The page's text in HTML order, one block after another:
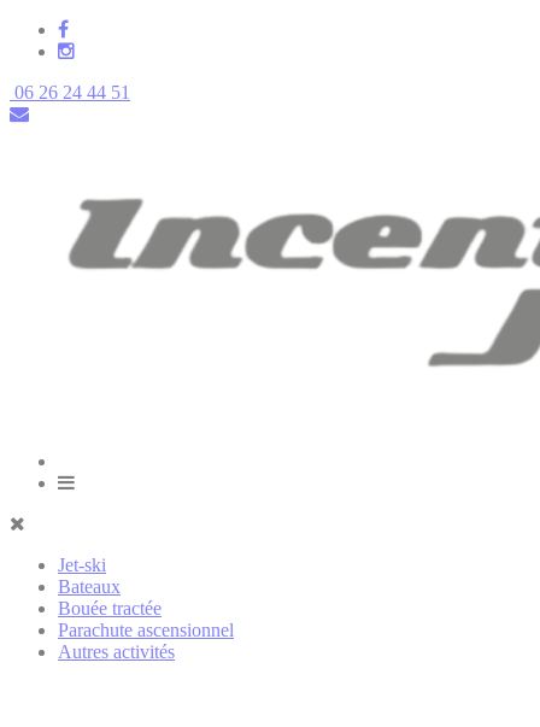
06 26 24 44 51
Jet-ski
Bateaux
Bouée tractée
Parachute ascensionnel
Autres activités